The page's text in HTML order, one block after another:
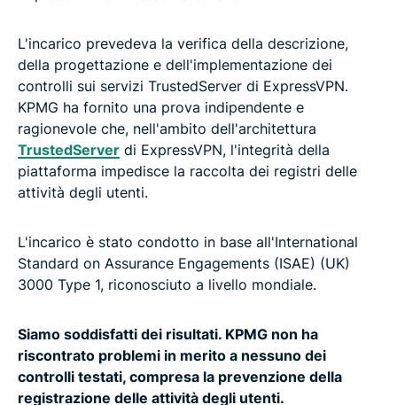
L'incarico prevedeva la verifica della descrizione,
della progettazione e dell'implementazione dei
controlli sui servizi TrustedServer di ExpressVPN.
KPMG ha fornito una prova indipendente e
ragionevole che, nell'ambito dell'architettura
TrustedServer di ExpressVPN, l'integrità della
piattaforma impedisce la raccolta dei registri delle
attività degli utenti.
L'incarico è stato condotto in base all'International
Standard on Assurance Engagements (ISAE) (UK)
3000 Type 1, riconosciuto a livello mondiale.
Siamo soddisfatti dei risultati. KPMG non ha
riscontrato problemi in merito a nessuno dei
controlli testati, compresa la prevenzione della
registrazione delle attività degli utenti.